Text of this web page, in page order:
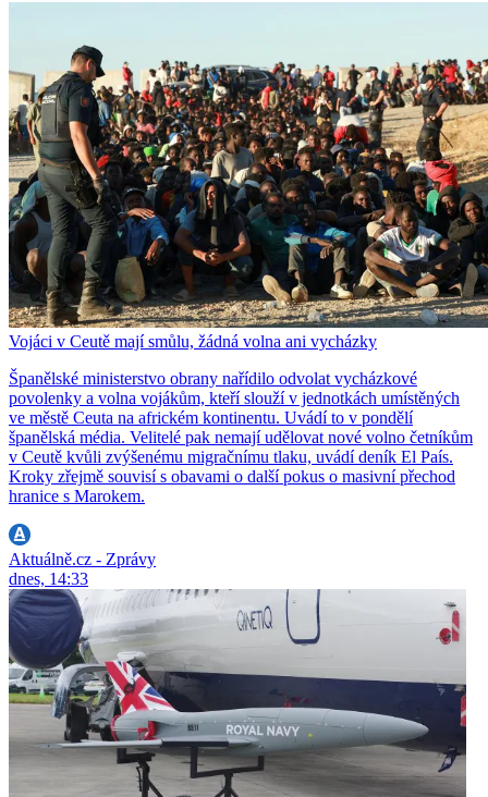
Vojáci v Ceutě mají smůlu, žádná volna ani vycházky
Španělské ministerstvo obrany nařídilo odvolat vycházkové
povolenky a volna vojákům, kteří slouží v jednotkách umístěných
ve městě Ceuta na africkém kontinentu. Uvádí to v pondělí
španělská média. Velitelé pak nemají udělovat nové volno četníkům
v Ceutě kvůli zvýšenému migračnímu tlaku, uvádí deník El País.
Kroky zřejmě souvisí s obavami o další pokus o masivní přechod
hranice s Marokem.
Aktuálně.cz - Zprávy
dnes, 14:33